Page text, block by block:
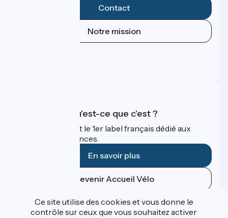
Contact
Notre mission
Accueil Vélo qu'est-ce que c'est ?
Accueil Vélo c'est le 1er label français dédié aux
cyclistes en vacances.
En savoir plus
Devenir Accueil Vélo
Financé dans le cadre de Destination France
Ce site utilise des cookies et vous donne le
contrôle sur ceux que vous souhaitez activer